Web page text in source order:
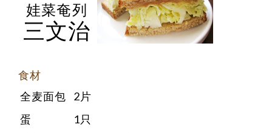
娃菜奄列
三文治
食材
全麦面包
2片
蛋
1只